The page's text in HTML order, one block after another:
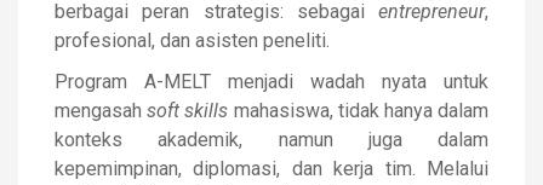
berbagai peran strategis: sebagai entrepreneur,
profesional, dan asisten peneliti.
Program A-MELT menjadi wadah nyata untuk
mengasahsoft skills mahasiswa, tidak hanya dalam
konteks akademik, namun juga dalam
kepemimpinan, diplomasi, dan kerja tim. Melalui